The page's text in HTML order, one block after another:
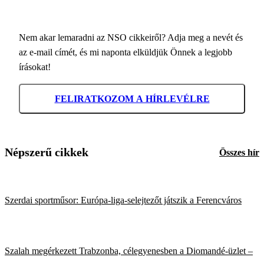
Nem akar lemaradni az NSO cikkeiről? Adja meg a nevét és
az e-mail címét, és mi naponta elküldjük Önnek a legjobb
írásokat!
FELIRATKOZOM A HÍRLEVÉLRE
Népszerű cikkek Összes hír
Szerdai sportműsor: Európa-liga-selejtezőt játszik a Ferencváros
Szalah megérkezett Trabzonba, célegyenesben a Diomandé-üzlet –